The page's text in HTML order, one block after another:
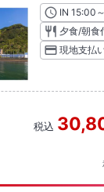
INチェッ
15:00
夕食/朝食
現地支払
税込